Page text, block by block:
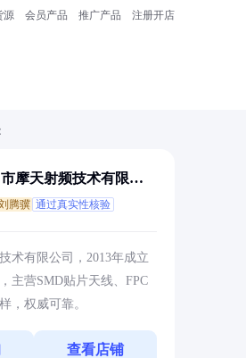
源 会员产品 推广产品 注册开店
摩天射频技术有限公
腾骥 通过真实性核验
术有限公司，2013年成立
主营SMD贴片天线、FPC
，权威可靠。
查看店铺